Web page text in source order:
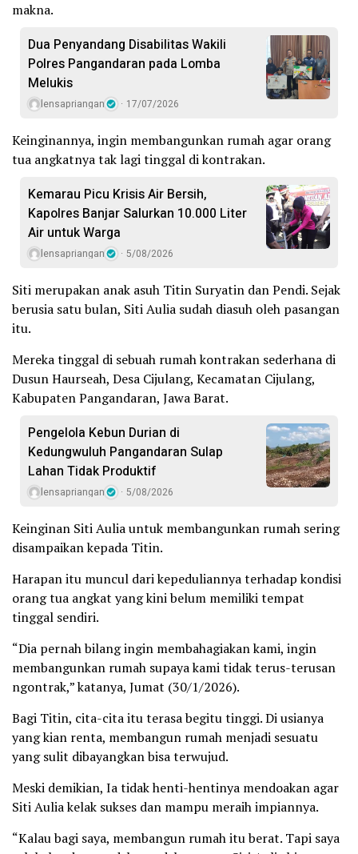
makna.
Dua Penyandang Disabilitas Wakili
Polres Pangandaran pada Lomba
Melukis
lensapriangan 17/07/2026
Keinginannya, ingin membangunkan rumah agar orang
tua angkatnya tak lagi tinggal di kontrakan.
Kemarau Picu Krisis Air Bersih,
Kapolres Banjar Salurkan 10.000 Liter
Air untuk Warga
lensapriangan 5/08/2026
Siti merupakan anak asuh Titin Suryatin dan Pendi. Sejak
berusia satu bulan, Siti Aulia sudah diasuh oleh pasangan
itu.
Mereka tinggal di sebuah rumah kontrakan sederhana di
Dusun Haurseah, Desa Cijulang, Kecamatan Cijulang,
Kabupaten Pangandaran, Jawa Barat.
Pengelola Kebun Durian di
Kedungwuluh Pangandaran Sulap
Lahan Tidak Produktif ‎
lensapriangan 5/08/2026
Keinginan Siti Aulia untuk membangunkan rumah sering
disampaikan kepada Titin.
Harapan itu muncul dari kepeduliannya terhadap kondisi
orang tua angkat yang kini belum memiliki tempat
tinggal sendiri.
“Dia pernah bilang ingin membahagiakan kami, ingin
membangunkan rumah supaya kami tidak terus-terusan
ngontrak,” katanya, Jumat (30/1/2026).
Bagi Titin, cita-cita itu terasa begitu tinggi. Di usianya
yang kian renta, membangun rumah menjadi sesuatu
yang sulit dibayangkan bisa terwujud.
Meski demikian, Ia tidak henti-hentinya mendoakan agar
Siti Aulia kelak sukses dan mampu meraih impiannya.
“Kalau bagi saya, membangun rumah itu berat. Tapi saya